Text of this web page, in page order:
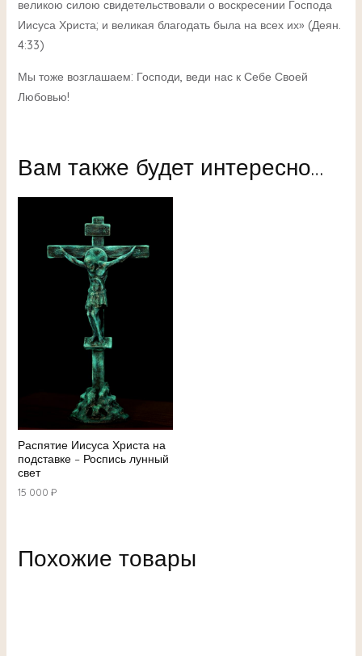
великою силою свидетельствовали о воскресении Господа
Иисуса Христа; и великая благодать была на всех их» (Деян.
4:33)
Мы тоже возглашаем: Господи, веди нас к Себе Своей
Любовью!
Вам также будет интересно…
Распятие Иисуса Христа на
подставке – Роспись лунный
свет
15 000 ₽
Похожие товары